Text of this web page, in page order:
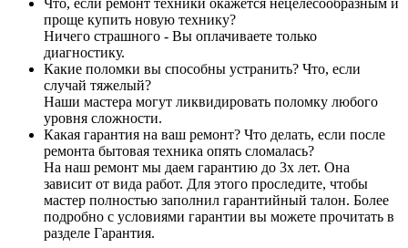
проще купить новую технику?
Ничего страшного - Вы оплачиваете только
диагностику.
Какие поломки вы способны устранить? Что, если
случай тяжелый?
Наши мастера могут ликвидировать поломку любого
уровня сложности.
Какая гарантия на ваш ремонт? Что делать, если после
ремонта бытовая техника опять сломалась?
На наш ремонт мы даем гарантию до 3х лет. Она
зависит от вида работ. Для этого проследите, чтобы
мастер полностью заполнил гарантийный талон. Более
подробно с условиями гарантии вы можете прочитать в
разделе Гарантия.